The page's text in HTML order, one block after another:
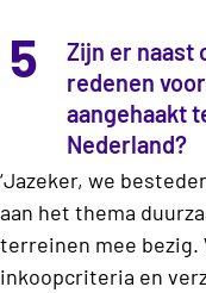
5
Zijn er naast
redenen
aangehaakt
Nederland?
‘Jazeker, we
aan het thema
terreinen mee bezig.
inkoopcriteria en